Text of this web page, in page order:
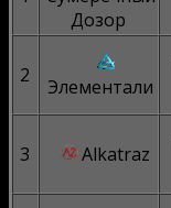
Дозор
2 Элементали
3 Alkatraz